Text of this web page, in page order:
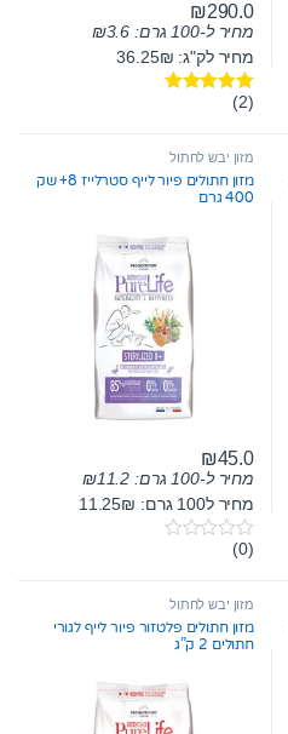
₪290.0
מחיר ל-100 גרם: ₪3.6
מחיר לק"ג: 36.25₪
דורג(2)
מזון יבש לחתול
מזון חתולים פיור לייף סטרלייז 8+ שק
400 גרם
₪45.0
מחיר ל-100 גרם: ₪11.2
מחיר ל100 גרם: 11.25₪
0
t
f
5
(0)
מזון יבש לחתול
מזון חתולים פלטזור פיור לייף לגורי
חתולים 2 ק”ג